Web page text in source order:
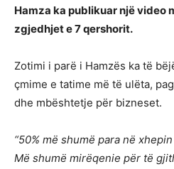
Hamza ka publikuar një video
zgjedhjet e 7 qershorit.
Zotimi i parë i Hamzës ka të
çmime e tatime më të ulëta,
dhe mbështetje për bizneset.
“50% më shumë para në
Më shumë mirëqenie për të